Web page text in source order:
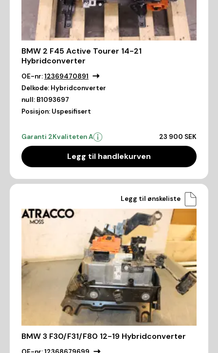
BMW 2 F45 Active Tourer 14-21
Hybridconverter
OE-nr:12369470891
Delkode: Hybridconverter
null: B1093697
Posisjon: Uspesifisert
Garanti 2Kvaliteten A 23 900 SEK
Legg til handlekurven
Legg til ønskeliste
BMW 3 F30/F31/F80 12-19 Hybridconverter